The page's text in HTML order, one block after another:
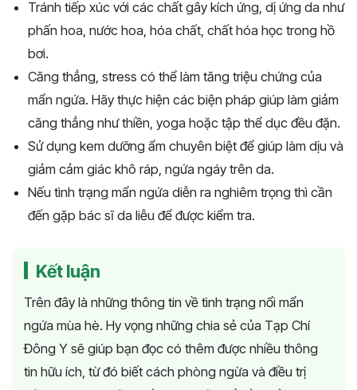
Tránh tiếp xúc với các chất gây kích ứng, dị ứng da như
phấn hoa, nước hoa, hóa chất, chất hóa học trong hồ
bơi.
Căng thẳng, stress có thể làm tăng triệu chứng của
mẩn ngứa. Hãy thực hiện các biện pháp giúp làm giảm
căng thẳng như thiền, yoga hoặc tập thể dục đều đặn.
Sử dụng kem dưỡng ẩm chuyên biệt để giúp làm dịu và
giảm cảm giác khô ráp, ngứa ngáy trên da.
Nếu tình trạng mẩn ngứa diễn ra nghiêm trọng thì cần
đến gặp bác sĩ da liễu để được kiểm tra.
Kết luận
Trên đây là những thông tin về tình trạng nổi mẩn
ngứa mùa hè. Hy vọng những chia sẻ của Tạp Chí
Đông Y sẽ giúp bạn đọc có thêm được nhiều thông
tin hữu ích, từ đó biết cách phòng ngừa và điều trị